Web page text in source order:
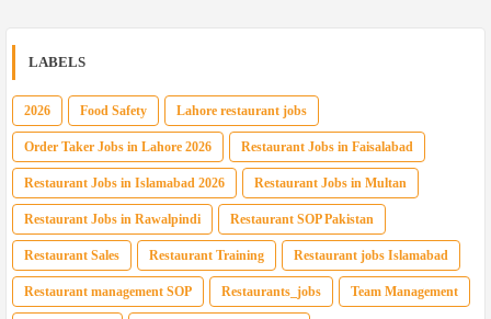
LABELS
2026 Food Safety Lahore restaurant jobs
Order Taker Jobs in Lahore 2026 Restaurant Jobs in Faisalabad
Restaurant Jobs in Islamabad 2026 Restaurant Jobs in Multan
Restaurant Jobs in Rawalpindi Restaurant SOP Pakistan
Restaurant Sales Restaurant Training Restaurant jobs Islamabad
Restaurant management SOP Restaurants_jobs Team Management